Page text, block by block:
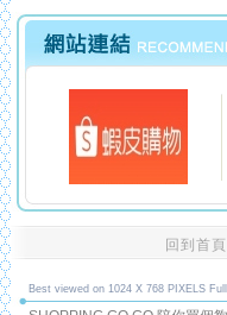
回到首頁
Best viewed on 1024 X 768 PIXELS